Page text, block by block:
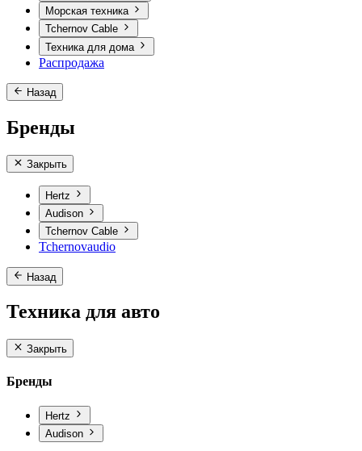
Морская техника
Tchernov Cable
Техника для дома
Распродажа
Назад
Бренды
Закрыть
Hertz
Audison
Tchernov Cable
Tchernovaudio
Назад
Техника для авто
Закрыть
Бренды
Hertz
Audison